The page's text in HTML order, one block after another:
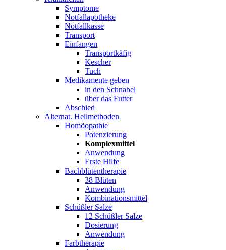
Symptome
Notfallapotheke
Notfallkasse
Transport
Einfangen
Transportkäfig
Kescher
Tuch
Medikamente geben
in den Schnabel
über das Futter
Abschied
Alternat. Heilmethoden
Homöopathie
Potenzierung
Komplexmittel
Anwendung
Erste Hilfe
Bachblütentherapie
38 Blüten
Anwendung
Kombinationsmittel
Schüßler Salze
12 Schüßler Salze
Dosierung
Anwendung
Farbtherapie